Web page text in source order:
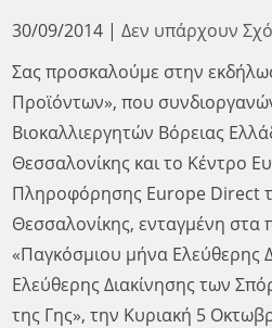
30/09/2014 |Δεν υπάρχουν
Σας προσκαλούμε στην
Προϊόντων», που
Βιοκαλλιεργητών Βόρειας
Θεσσαλονίκης και το Κέντρο
Πληροφόρησης Europe Direct
Θεσσαλονίκης, ενταγμένη στα
«Παγκόσμιου μήνα Ελεύθερης
Ελεύθερης Διακίνησης των
της Γης», την Κυριακή 5